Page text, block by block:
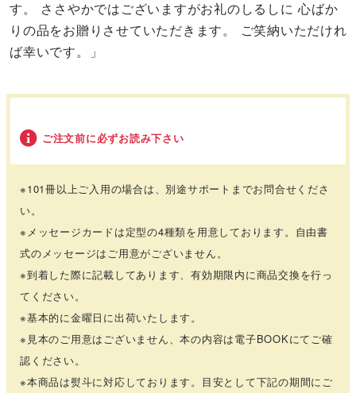
す。 ささやかではございますがお礼のしるしに 心ばか
りの品をお贈りさせていただきます。 ご笑納いただけれ
ば幸いです。」
ご注文前に必ずお読み下さい
※101冊以上ご入用の場合は、別途サポートまでお問合せくださ
い。
※メッセージカードは定型の4種類を用意しております。自由書
式のメッセージはご用意がございません。
※到着した際に記載してあります、有効期限内に商品交換を行っ
てください。
※基本的に金曜日に出荷いたします。
※見本のご用意はございません、本の内容は電子BOOKにてご確
認ください。
※本商品は熨斗に対応しております。目安として下記の期間にご